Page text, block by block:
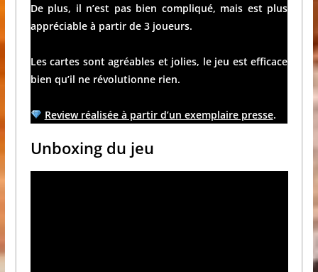
De plus, il n’est pas bien compliqué, mais est plus
appréciable à partir de 3 joueurs.
Les cartes sont agréables et jolies, le jeu est efficace
bien qu’il ne révolutionne rien.
Review réalisée à partir d’un exemplaire presse.
Unboxing du jeu